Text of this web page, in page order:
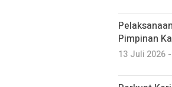
Pimpinan
13 Juli 2026